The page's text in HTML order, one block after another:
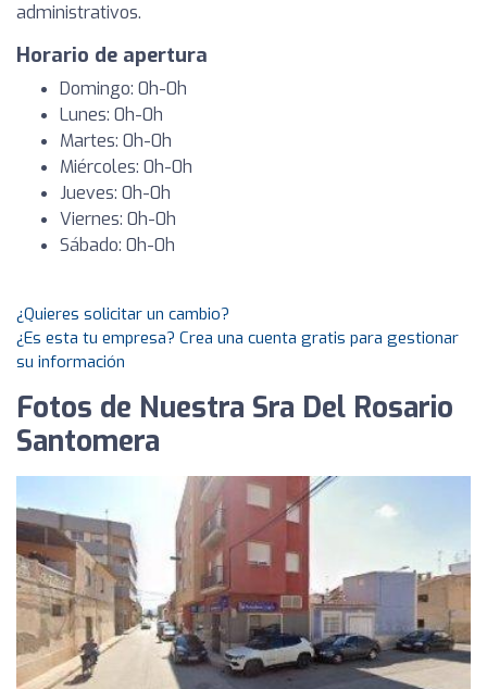
administrativos.
Horario de apertura
Domingo: 0h-0h
Lunes: 0h-0h
Martes: 0h-0h
Miércoles: 0h-0h
Jueves: 0h-0h
Viernes: 0h-0h
Sábado: 0h-0h
¿Quieres solicitar un cambio?
¿Es esta tu empresa? Crea una cuenta gratis para gestionar
su información
Fotos de Nuestra Sra Del Rosario
Santomera